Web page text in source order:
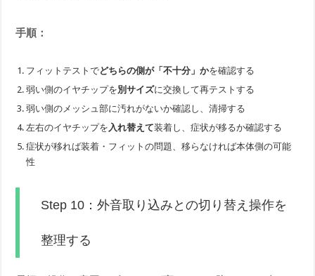
手順：
フィットテストでどちらの側が「不十分」かを確認する
弱い側のイヤチップを別サイズに交換して再テストする
弱い側のメッシュ部に汚れがないか確認し、清掃する
左右のイヤチップを 入れ替えて装着し、症状が移るか確認する
症状が移れば装着・フィットの問題、移らなければ本体側の可能
性
Step 10：外音取り込みとの切り替え操作を
整理する